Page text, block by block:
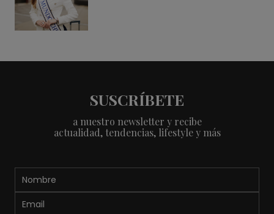
SUSCRÍBETE
a nuestro newsletter y recibe
actualidad, tendencias, lifestyle y más